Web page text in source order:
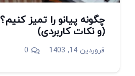
چگونه پیانو را تمیز کنیم؟
(و نکات کاربردی)
فروردین 14, 1403 0